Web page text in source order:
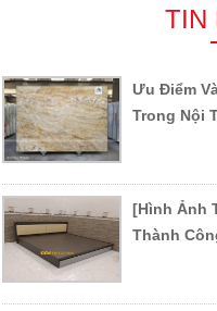
TIN
Ưu Điểm
Trong Nội
[Hình Ảnh
Thành